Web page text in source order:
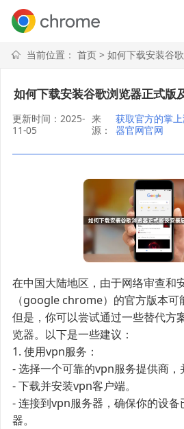
当前位置： 首页> 如何下载安装谷歌浏览
如何下载安装谷歌浏览器正式版
更新时间：2025-
11-05
来
源：
获取官方的掌
器官网官网
在中国大陆地区，由于网络审查和
（google chrome）的官方版本可
但是，你可以尝试通过一些替代方
览器。以下是一些建议：
1. 使用vpn服务：
- 选择一个可靠的vpn服务提供商，
- 下载并安装vpn客户端。
- 连接到vpn服务器，确保你的设备
器。